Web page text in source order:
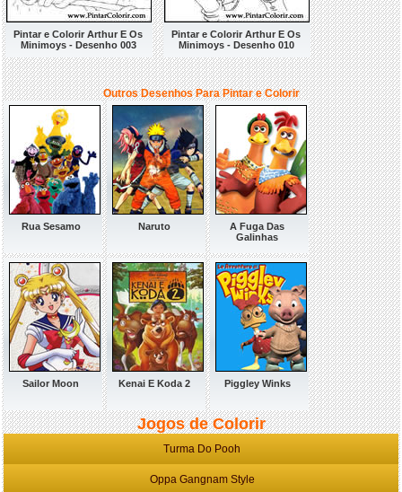
Pintar e Colorir Arthur E Os
Minimoys - Desenho 003
Pintar e Colorir Arthur E Os
Minimoys - Desenho 010
Outros Desenhos Para Pintar e Colorir
Rua Sesamo Naruto
A Fuga Das
Galinhas
Sailor Moon Kenai E Koda 2 Piggley Winks
Jogos de Colorir
Turma Do Pooh
Oppa Gangnam Style